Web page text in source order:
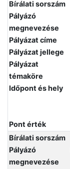
Bírálati sorszám
Pályázó
megnevezése
Pályázat címe
Pályázat jellege
Pályázat
témaköre
Időpont és hely
Pont érték
Bírálati sorszám
Pályázó
megnevezése